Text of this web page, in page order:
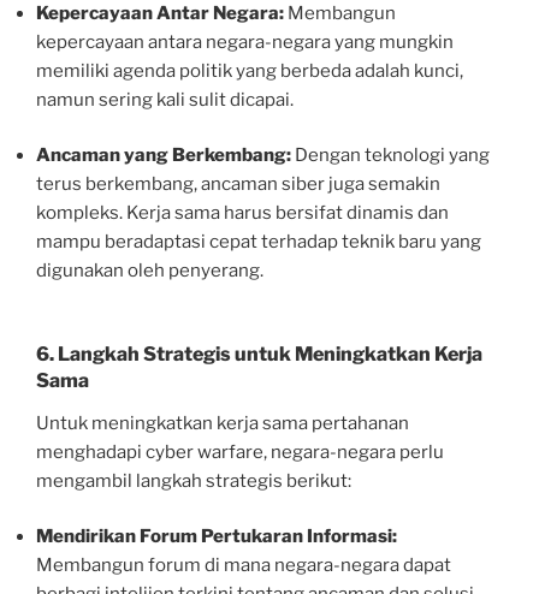
Kepercayaan Antar Negara: Membangun
kepercayaan antara negara-negara yang mungkin
memiliki agenda politik yang berbeda adalah kunci,
namun sering kali sulit dicapai.
Ancaman yang Berkembang: Dengan teknologi yang
terus berkembang, ancaman siber juga semakin
kompleks. Kerja sama harus bersifat dinamis dan
mampu beradaptasi cepat terhadap teknik baru yang
digunakan oleh penyerang.
6. Langkah Strategis untuk Meningkatkan Kerja
Sama
Untuk meningkatkan kerja sama pertahanan
menghadapi cyber warfare, negara-negara perlu
mengambil langkah strategis berikut:
Mendirikan Forum Pertukaran Informasi:
Membangun forum di mana negara-negara dapat